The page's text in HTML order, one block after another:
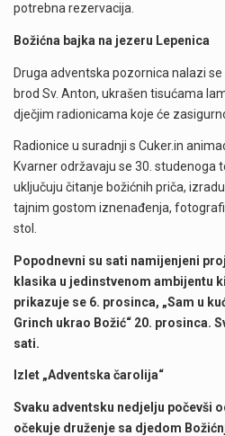
potrebna rezervacija.
Božićna bajka na jezeru Lepenica
Druga adventska pozornica nalazi
brod Sv. Anton, ukrašen tisućama
dječjim radionicama koje će
Radionice u suradnji s Cuker.in
Kvarner održavaju se 30. studenoga
uključuju čitanje božićnih priča,
tajnim gostom iznenađenja,
stol.
Popodnevni su sati namijenjeni
klasika u jedinstvenom ambijentu
prikazuje se 6. prosinca, „Sam u
Grinch ukrao Božić“ 20. prosinca.
sati.
Izlet „Adventska čarolija“
Svaku adventsku nedjelju počevši
očekuje druženje sa djedom